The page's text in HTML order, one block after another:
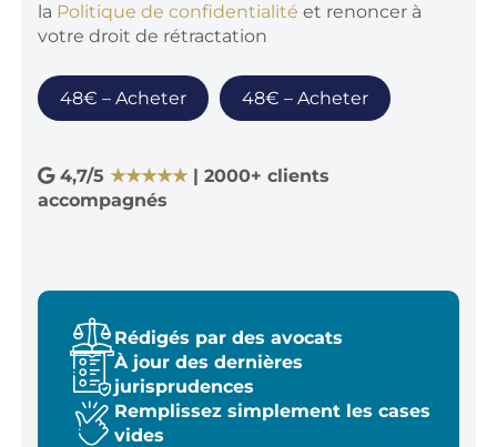
la Politique de confidentialité et renoncer à
votre droit de rétractation
48€ – Acheter
4,7/5 ★★★★★| 2000+ clients
accompagnés
Rédigés par des avocats
À jour des dernières
jurisprudences
Remplissez simplement les cases
vides